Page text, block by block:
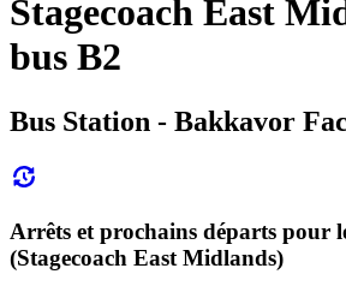
Stagecoach East
bus B2
Bus Station - Bakkavor
Arrêts et prochains départs pour
(Stagecoach East Midlands)